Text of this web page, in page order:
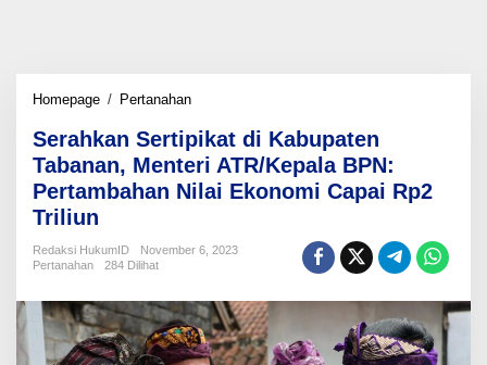
Homepage / PertanahanSerahkan
di
Kabupaten
Tabanan,
Menteri
Pertambahan
Capai
Rp2
Triliun
Serahkan Sertipikat di Kabupaten
Tabanan, Menteri ATR/Kepala BPN:
Pertambahan Nilai Ekonomi Capai Rp2
Triliun
Redaksi HukumID
November 6, 2023
Pertanahan
284 Dilihat